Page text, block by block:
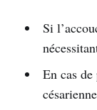
Si
En cas